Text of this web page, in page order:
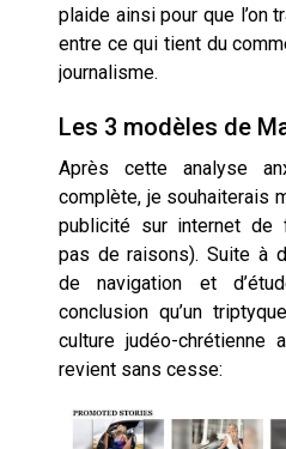
plaide ainsi pour que l’on
entre ce qui tient du
journalisme.
Les 3 modèles de
Après cette analyse
complète, je souhaiterais
publicité sur internet de
pas de raisons). Suite à
de navigation et
conclusion qu’un
culture judéo-chrétienne
revient sans cesse: